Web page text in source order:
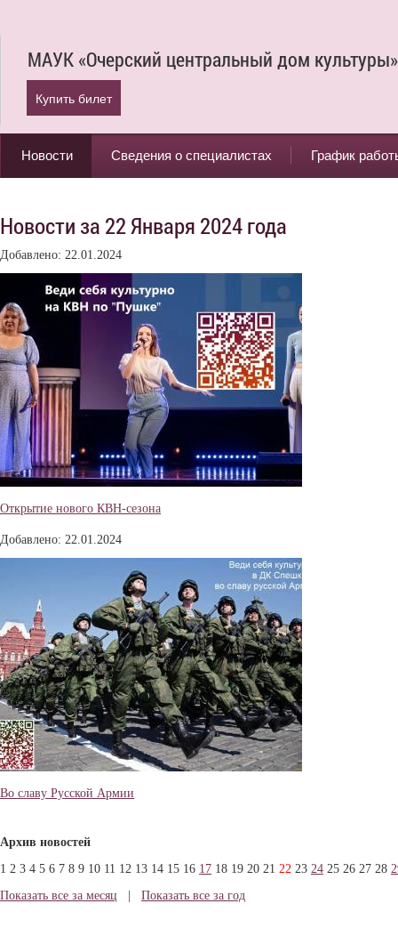
МАУК «Очерский центральный дом культуры»
Купить билет
Новости Сведения о специалистах График
Новости за 22 Января 2024 года
Добавлено: 22.01.2024
Открытие нового КВН-сезона
Добавлено: 22.01.2024
Во славу Русской Армии
Архив новостей
1 2 3 4 5 6 7 8 9 10 11 12 13 14 15 16 17 18 19 20 21 22 23 24 25 26 27 28
Показать все за месяц
Показать все за год